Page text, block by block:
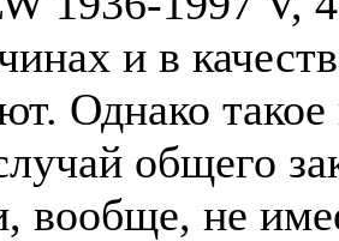
и в
Однако
общего
вообще, не